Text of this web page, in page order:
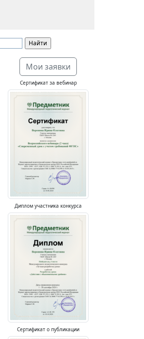
Мои заявки
Сертификат за вебинар
Диплом участника конкурса
Сертификат о публикации